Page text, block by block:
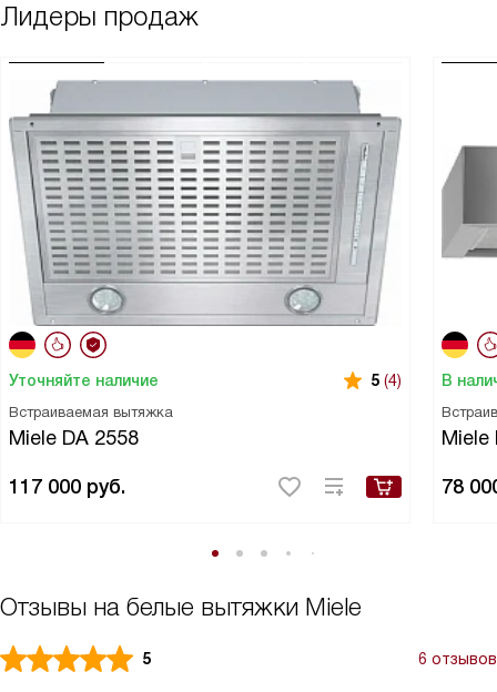
Лидеры продаж
Уточняйте наличие 5 (4)
Встраиваемая вытяжка
Miele DA 2558
117 000 руб.
В
Miele
78
Отзывы на белые вытяжки Miele
5 6 отзывов